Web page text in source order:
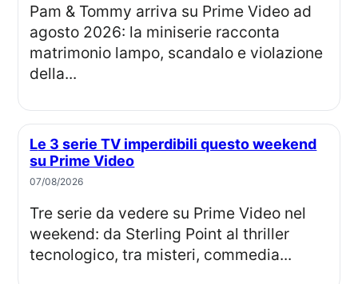
Pam & Tommy arriva su Prime Video ad
agosto 2026: la miniserie racconta
matrimonio lampo, scandalo e violazione
della...
Le 3 serie TV imperdibili questo weekend
su Prime Video
07/08/2026
Tre serie da vedere su Prime Video nel
weekend: da Sterling Point al thriller
tecnologico, tra misteri, commedia...